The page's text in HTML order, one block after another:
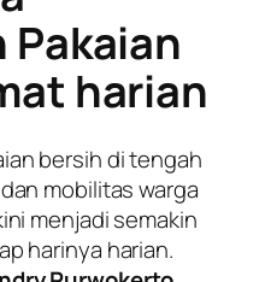
Pakaian
harian
bersih di tengah
mobilitas warga
menjadi semakin
harinya harian.